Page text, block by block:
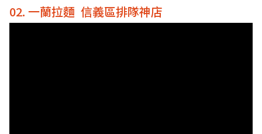
02. 一蘭拉麵 信義區排隊神店